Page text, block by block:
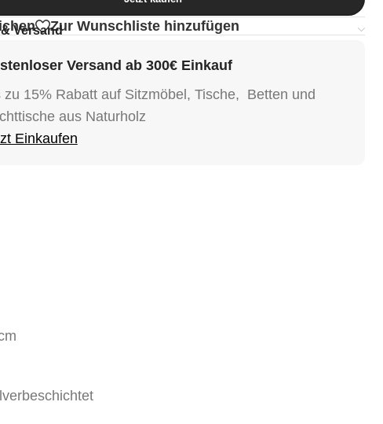
Zur Wunschliste hinzufügen
Versand
Versand ab 300€ Einkauf
zu 15% Rabatt auf Sitzmöbel, Tische, Betten und
aus Naturholz
Einkaufen